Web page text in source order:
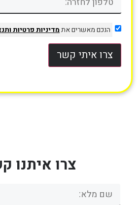
הנכם מאשרים אתמדיניות פרטיות
צרו איתי קשר
צרו איתנו